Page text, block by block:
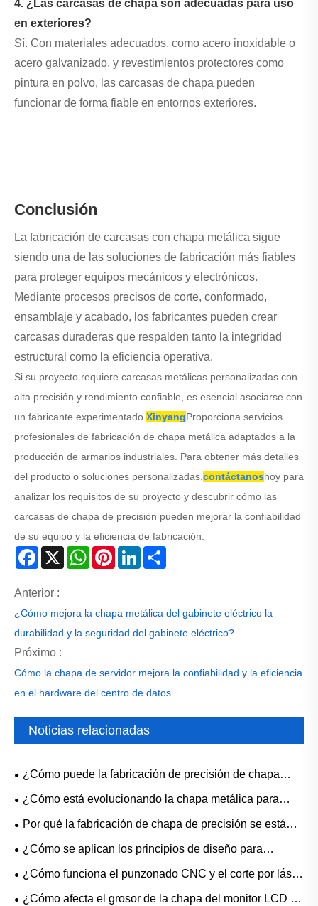
4. ¿Las carcasas de chapa son adecuadas para uso
en exteriores?
Sí. Con materiales adecuados, como acero inoxidable o
acero galvanizado, y revestimientos protectores como
pintura en polvo, las carcasas de chapa pueden
funcionar de forma fiable en entornos exteriores.
Conclusión
La fabricación de carcasas con chapa metálica sigue
siendo una de las soluciones de fabricación más fiables
para proteger equipos mecánicos y electrónicos.
Mediante procesos precisos de corte, conformado,
ensamblaje y acabado, los fabricantes pueden crear
carcasas duraderas que respalden tanto la integridad
estructural como la eficiencia operativa.
Si su proyecto requiere carcasas metálicas personalizadas con
alta precisión y rendimiento confiable, es esencial asociarse con
un fabricante experimentado. XinyangProporciona servicios
profesionales de fabricación de chapa metálica adaptados a la
producción de armarios industriales. Para obtener más detalles
del producto o soluciones personalizadas, contáctanoshoy para
analizar los requisitos de su proyecto y descubrir cómo las
carcasas de chapa de precisión pueden mejorar la confiabilidad
de su equipo y la eficiencia de fabricación.
Facebook
X WhatsApp
PinterestLinkedIn
Anterior :
¿Cómo mejora la chapa metálica del gabinete eléctrico la
durabilidad y la seguridad del gabinete eléctrico?
Próximo :
Cómo la chapa de servidor mejora la confiabilidad y la eficiencia
en el hardware del centro de datos
Noticias relacionadas
¿Cómo puede la fabricación de precisión de chapa
metálica no estándar mejorar la eficiencia de la
¿Cómo está evolucionando la chapa metálica para
monitores LCD con el desarrollo de equipos de
Por qué la fabricación de chapa de precisión se está
convirtiendo en la columna vertebral del aligeramiento en
¿Cómo se aplican los principios de diseño para
fabricación (DFM) a la fabricación de chapa metálica?
¿Cómo funciona el punzonado CNC y el corte por láser
en la fabricación de chapa metálica?
¿Cómo afecta el grosor de la chapa del monitor LCD al